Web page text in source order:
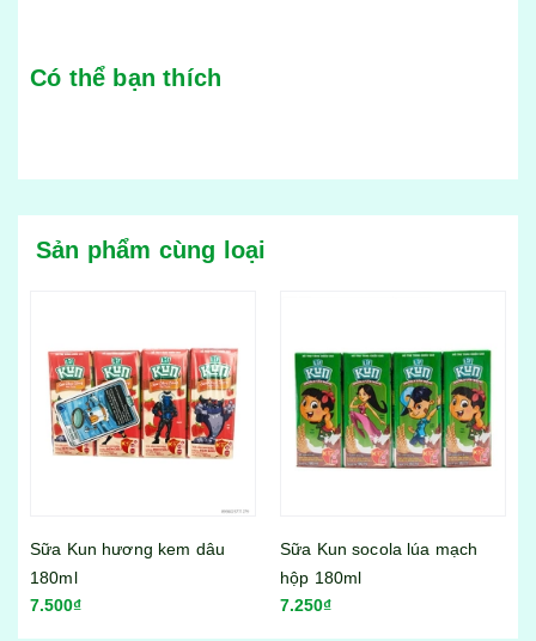
Có thể bạn thích
Sản phẩm cùng loại
Sữa Kun socola lúa mạch
hộp 180ml
7.250₫
Sữa Kun hương kem dâu
110ml
4.500₫